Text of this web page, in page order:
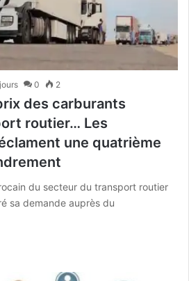
0 2
des carburants
routier… Les
une quatrième
du secteur du transport routier
sa demande auprès du